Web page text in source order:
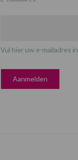
Vul hier uw e-mailadres in